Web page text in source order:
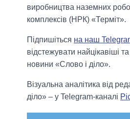
виробництва наземних
комплексів (НРК) «Терміт».
Підпишіться на наш
відстежувати найцікавіші
новини «Слово і діло».
Візуальна аналітика від
діло» – у Telegram-каналі